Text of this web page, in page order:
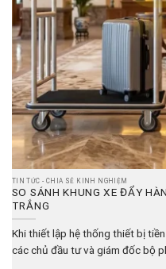
TIN TỨC - CHIA SẺ KINH NGHIỆM
SO SÁNH KHUNG XE ĐẨY
TRẮNG
Khi thiết lập hệ thống thiết bị
các chủ đầu tư và giám đốc bộ